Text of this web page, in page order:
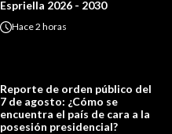
Espriella 2026 - 2030
Hace2 horas
Reporte de orden público del
7 de agosto: ¿Cómo se
encuentra el país de cara a la
posesión presidencial?